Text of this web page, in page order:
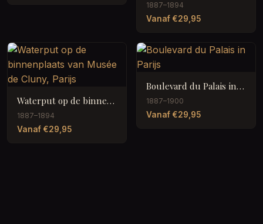
1887–1894
Vanaf €29,95
Waterput op de binnenplaats van Musée de Cluny, Parijs
1887–1894
Vanaf €29,95
Boulevard du Palais in Parijs
1887–1900
Vanaf €29,95